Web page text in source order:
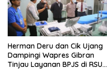
Herman Deru dan Cik Ujang
Dampingi Wapres Gibran
Tinjau Layanan BPJS di RSUD